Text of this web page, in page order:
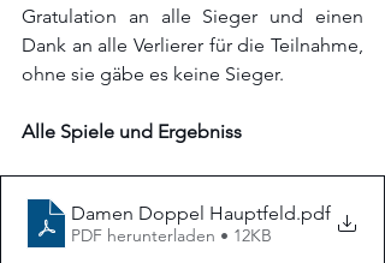
Gratulation an alle Sieger und einen
Dank an alle Verlierer für die Teilnahme,
ohne sie gäbe es keine Sieger.
Alle Spiele und Ergebniss
Damen Doppel Hauptfeld.pdf
PDF herunterladen • 12KB